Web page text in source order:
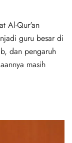
Al-Qur'an
guru besar di
dan pengaruh
masih